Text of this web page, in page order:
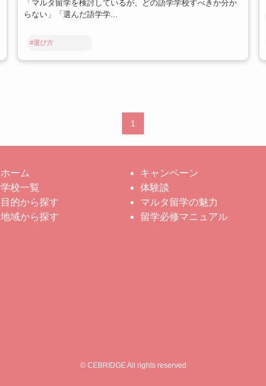
「マルタ留学を検討しているが、どの語学学校すべきか分か
らない」「選んだ語学学...
#選び方
1
ホーム
学校一覧
目的から探す
地域から探す
キャンペーン
体験談
マルタ留学の魅力
留学必修マニュアル
© CEBRIDGE All rights reserved